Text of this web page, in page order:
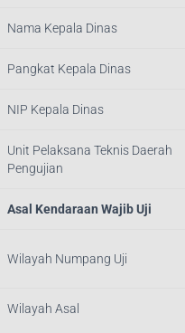
Nama Kepala Dinas
Pangkat Kepala Dinas
NIP Kepala Dinas
Unit Pelaksana Teknis Daerah
Pengujian
Asal Kendaraan Wajib Uji
Wilayah Numpang Uji
Wilayah Asal